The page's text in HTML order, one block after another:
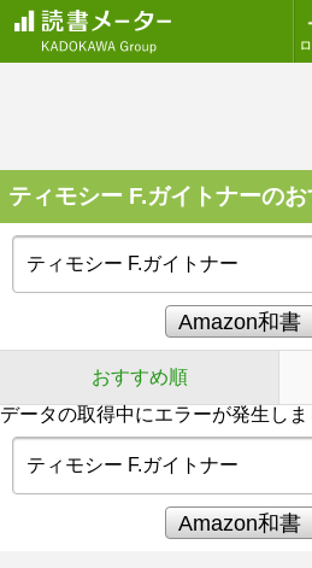
ティモシー F.ガイトナーの
おすすめ順
データの取得中にエラーが発生しま